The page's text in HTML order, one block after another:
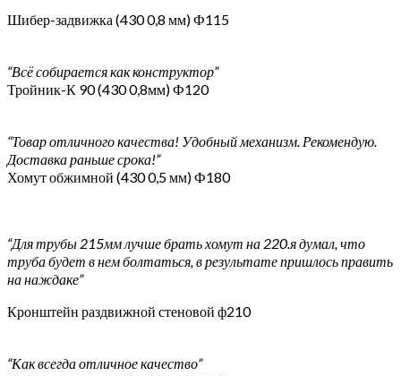
Шибер-задвижка (430 0,8 мм) Ф115
“Всё собирается как конструктор”
Тройник-К 90 (430 0,8мм) Ф120
“Товар отличного качества! Удобный механизм. Рекомендую.
Доставка раньше срока!”
Хомут обжимной (430 0,5 мм) Ф180
“Для трубы 215мм лучше брать хомут на 220.я думал, что
труба будет в нем болтаться, в результате пришлось править
на наждаке”
Кронштейн раздвижной стеновой ф210
“Как всегда отличное качество”